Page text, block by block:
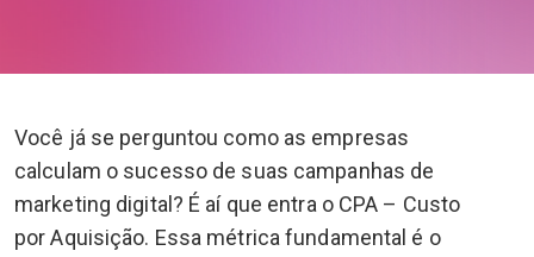
Você já se perguntou como as empresas
calculam o sucesso de suas campanhas de
marketing digital? É aí que entra o CPA – Custo
por Aquisição. Essa métrica fundamental é o